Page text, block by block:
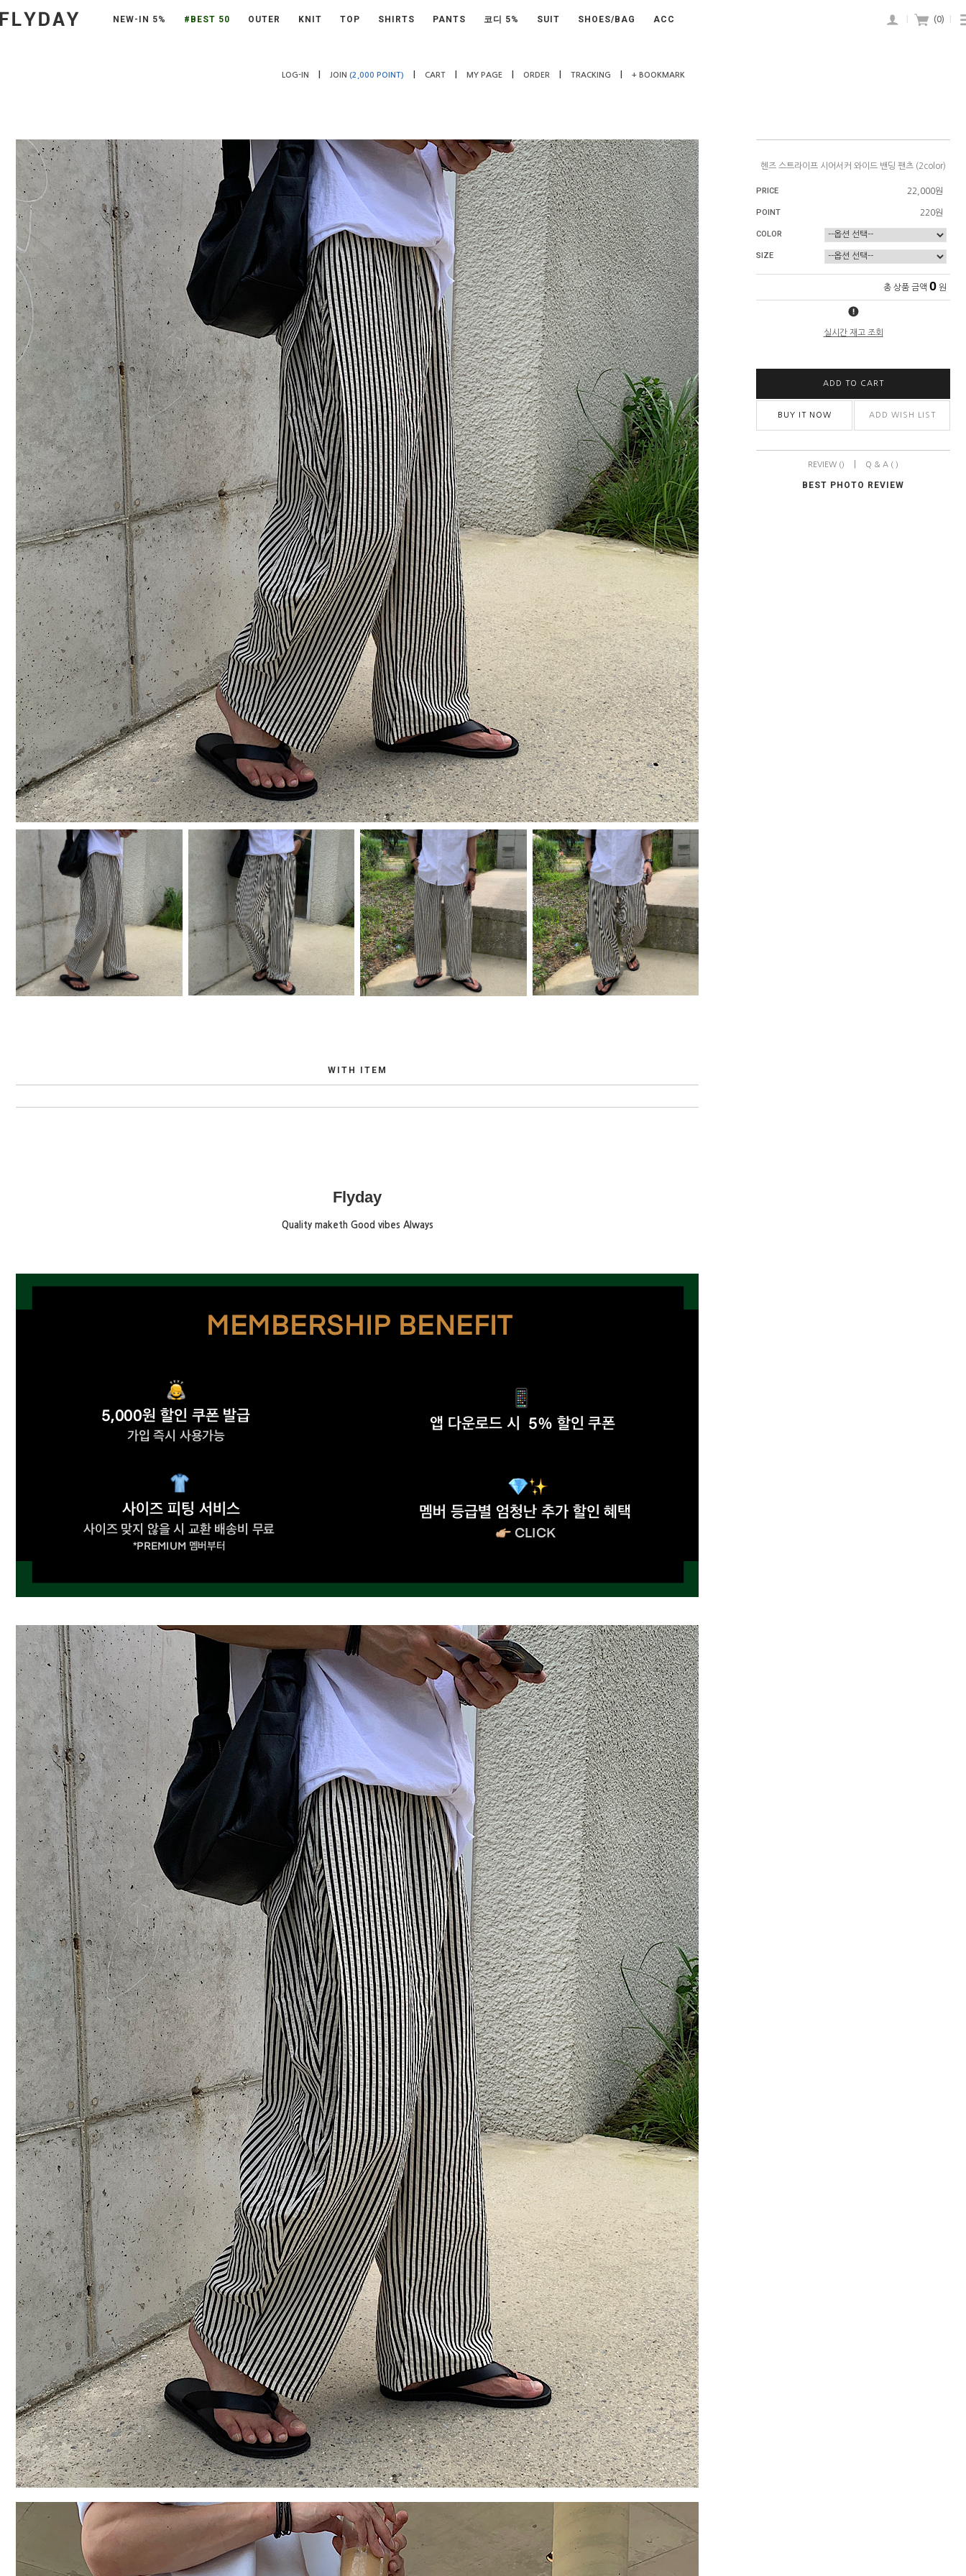
NEW-IN 5% #BEST 50 OUTER KNIT TOP SHIRTS PANTS 코디 5% SUIT SHOES/BAG ACC (0)
LOG-IN JOIN (2,000 POINT) CART MY PAGE ORDER TRACKING + BOOKMARK
WITH ITEM
Flyday
Quality maketh Good vibes Always
헨즈 스트라이프 시어서커 와이드 밴딩 팬츠 (2color)
PRICE 22,000원
POINT 220원
COLOR
SIZE
총 상품 금액 0 원
실시간 재고 조회
ADD TO CART
BUY IT NOW ADD WISH LIST
REVIEW () Q & A ( )
BEST PHOTO REVIEW